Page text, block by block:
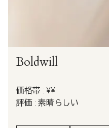
Boldwill
価格帯 : ¥¥
評価 : 素晴らしい